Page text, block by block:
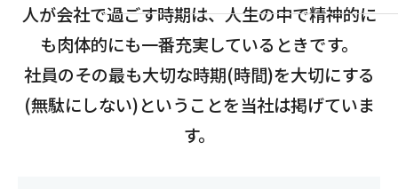
人が会社で過ごす時期は、人生の中で精神的に
も肉体的にも一番充実しているときです。
社員のその最も大切な時期(時間)を大切にする
(無駄にしない)ということを当社は掲げていま
す。